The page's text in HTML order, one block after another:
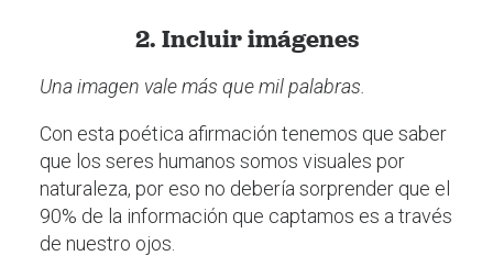
2. Incluir imágenes
Una imagen vale más que mil palabras.
Con esta poética afirmación tenemos que saber
que los seres humanos somos visuales por
naturaleza, por eso no debería sorprender que el
90% de la información que captamos es a través
de nuestro ojos.